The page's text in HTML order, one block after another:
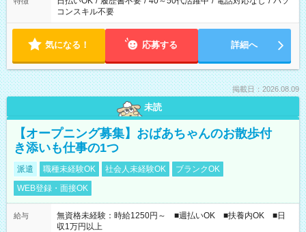
コンスキル不要
気になる！ 応募する 詳細へ
掲載日：2026.08.09
未読
【オープニング募集】おばあちゃんのお散歩付
き添いも仕事の1つ
派遣 職種未経験OK 社会人未経験OK
ブランクOK
WEB登録・面接OK
給与
無資格未経験：時給1250円～ ■週払いOK ■扶養内OK ■日
収1万円以上